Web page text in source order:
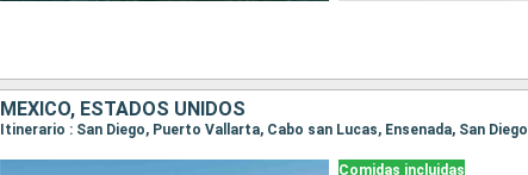
MÉXICO, ESTADOS UNIDOS
Itinerario : San Diego, Puerto Vallarta, Cabo san Lucas, Ensenada, San Diego
Comidas incluidas